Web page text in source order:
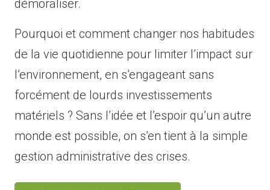
démoraliser.
Pourquoi et comment changer nos habitudes
de la vie quotidienne pour limiter l’impact sur
l’environnement, en s’engageant sans
forcément de lourds investissements
matériels ? Sans l’idée et l’espoir qu’un autre
monde est possible, on s’en tient à la simple
gestion administrative des crises.